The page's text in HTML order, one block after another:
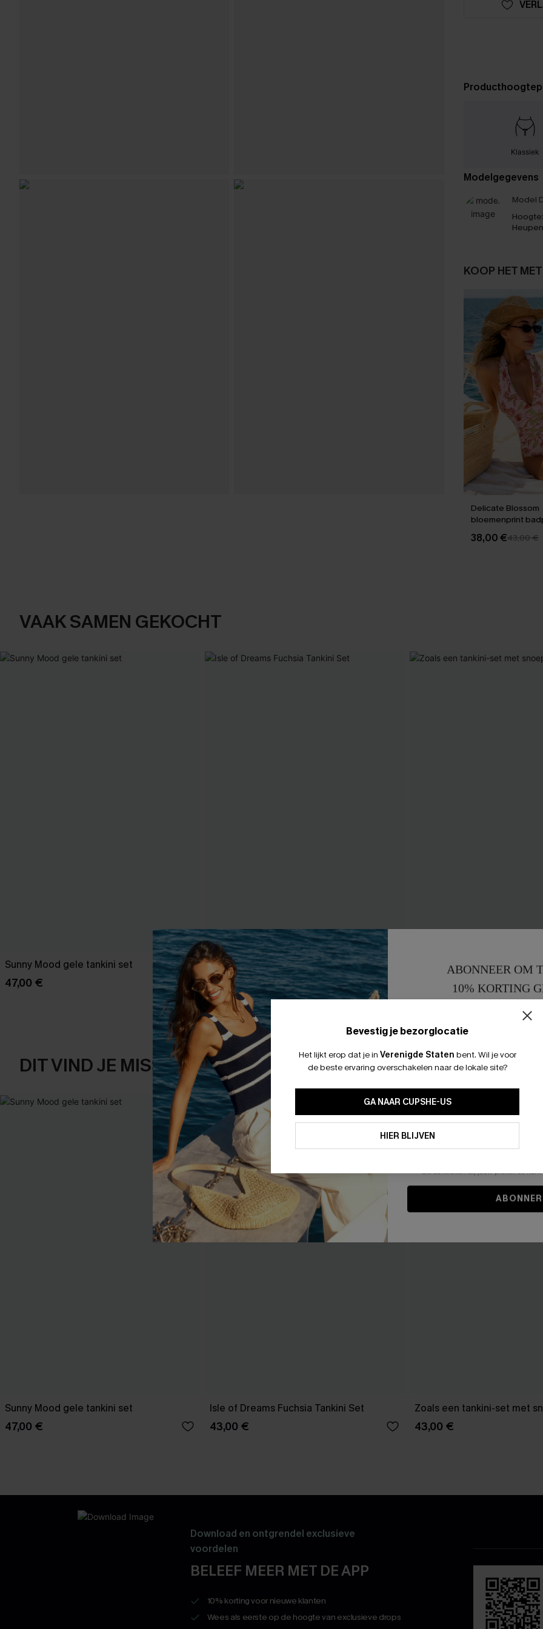
Klassiek
Modelgegevens
Model
Hoogte:
KOOP HET MET
Delicate Blossom
bloemenprint
stuk
38,00 €43,00 €
VAAK SAMEN GEKOCHT
Sunny Mood gele tankini set
47,00 €
Isle of Dreams Fuchsia Tankini Set
43,00 €
Zoals een tankini-set met
43,00 €
DIT VIND JE MISSCHIEN OOK LEUK
Sunny Mood gele tankini set
47,00 €
Isle of Dreams Fuchsia Tankini Set
43,00 €
Zoals een tankini-set met
43,00 €
Download en ontgrendel exclusieve
voordelen
BELEEF MEER MET DE APP
10% korting voor nieuwe klanten
Wees als eerste op de hoogte van exclusieve drops
Bevestig je bezorglocatie
Het lijkt erop dat je in Verenigde Staten bent. Wil je voor
de beste ervaring overschakelen naar de lokale site?
GA NAAR CUPSHE-US
HIER BLIJVEN
ABONNEER OM
10% KORTING
15%
Door je contactgegevens in te
Algemene
stemt er tevens mee in om
en gepersonaliseerde
winkelwagen) en e-mails van
niet vereist voor een aankoop. We
informatie gebruiken om producten
die aansluiten bij jouw profiel. Je